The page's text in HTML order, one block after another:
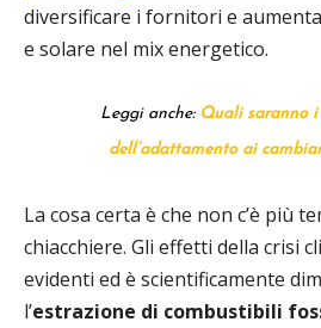
diversificare i fornitori e
e solare nel mix energetico.
Leggi anche: Quali saranno
dell’adattamento ai
La cosa certa è che non c’è più
chiacchiere. Gli effetti della crisi
evidenti ed è scientificamente
l’estrazione di combustibili